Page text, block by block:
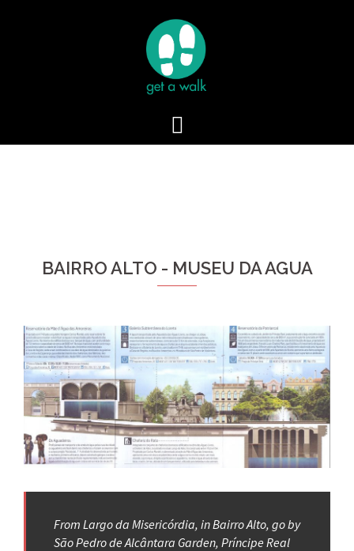
BAIRRO ALTO - MUSEU DA AGUA
From Largo da Misericórdia, in Bairro Alto, go by
São Pedro de Alcântara Garden, Príncipe Real